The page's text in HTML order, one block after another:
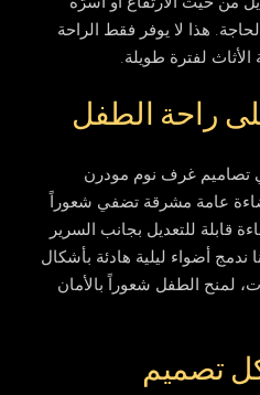
هذا لا يوفر فقط الراحة
لفترة طويلة.
راحة الطفل
تصاميم غرف نوم مودرن
عامة مشرقة تضفي شعوراً
قابلة للتعديل بجانب السرير
ندمج أضواء ليلية هادئة بأشكال
لمنح الطفل شعوراً بالأمان
تصميم